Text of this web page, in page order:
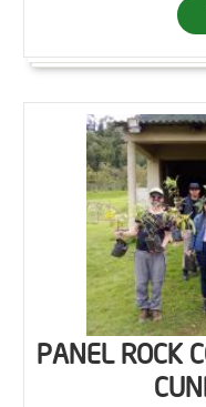
PANEL ROCK